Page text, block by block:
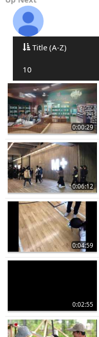
Title (A-Z)
10
0:00:29
0:06:12
0:04:59
0:02:55